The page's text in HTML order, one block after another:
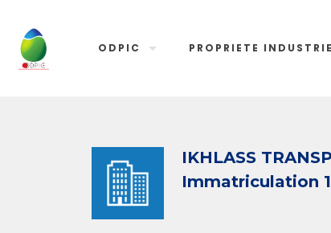
ODPIC PROPRIETE
IKHLASS
Immatriculation